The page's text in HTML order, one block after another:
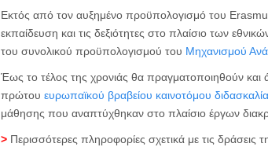
Εκτός από τον αυξημένο προϋπολογισμό του
εκπαίδευση και τις δεξιότητες στο πλαίσιο των
του συνολικού προϋπολογισμού του Μηχανισμού
Έως το τέλος της χρονιάς θα πραγματοποιηθούν
πρώτου ευρωπαϊκού βραβείου καινοτόμου
μάθησης που αναπτύχθηκαν στο πλαίσιο έργων
>Περισσότερες πληροφορίες σχετικά με τις